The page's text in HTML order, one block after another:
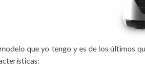
que yo tengo y es de los últimos